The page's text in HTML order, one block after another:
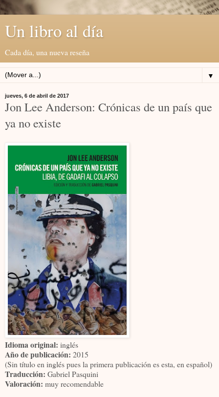
Un libro al día
Cada día, una nueva reseña
▼
jueves, 6 de abril de 2017
Jon Lee Anderson: Crónicas de un país que
ya no existe
Idioma original: inglés
Año de publicación: 2015
(Sin título en inglés pues la primera publicación es esta, en español)
Traducción: Gabriel Pasquini
Valoración: muy recomendable